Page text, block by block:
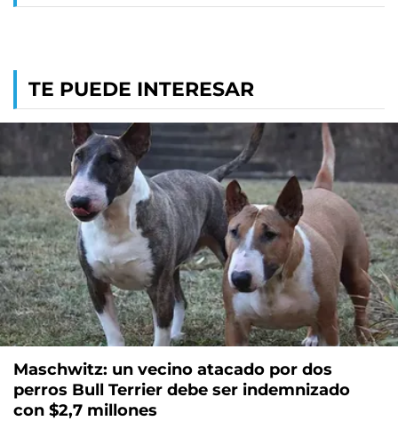
TE PUEDE INTERESAR
Maschwitz: un vecino atacado por dos
perros Bull Terrier debe ser indemnizado
con $2,7 millones